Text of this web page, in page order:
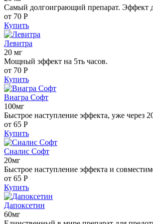
Самый долгоиграющий препарат. Эффект
от 70 Р
Купить
Левитра
20 мг
Мощный эффект на 5ть часов.
от 70 Р
Купить
Виагра Софт
100мг
Быстрое наступление эффекта, уже через
от 65 Р
Купить
Сиалис Софт
20мг
Быстрое наступление эффекта и
от 65 Р
Купить
Дапоксетин
60мг